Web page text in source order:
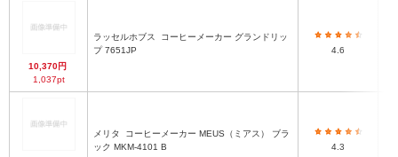
10,370円
1,037pt
ラッセルホブス
プ 7651JP
4.6
メリタ
ック MKM-4101 B
4.3